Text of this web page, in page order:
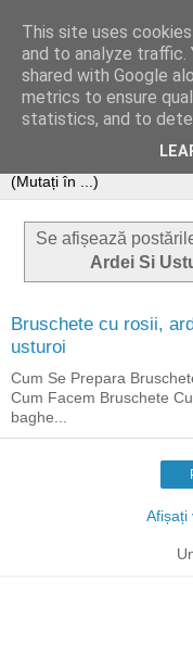
Se afișează
Ardei Si
Bruschete cu rosii,
usturoi
Cum Se Prepara
Cum Facem Bruschete
baghe...
Afișați
This site uses
and to analyze traffic.
shared with Google
metrics to ensure
statistics, and to